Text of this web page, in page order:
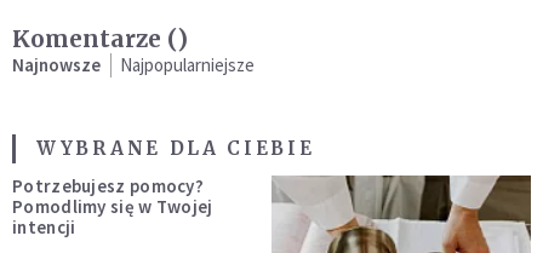
Komentarze ()
Najnowsze Najpopularniejsze
WYBRANE DLA CIEBIE
Potrzebujesz pomocy?
Pomodlimy się w Twojej
intencji